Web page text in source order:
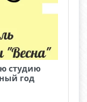
студию
год